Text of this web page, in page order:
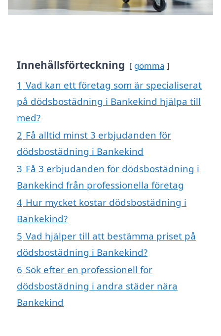
Innehållsförteckning gömma
1 Vad kan ett företag som är specialiserat
på dödsbostädning i Bankekind hjälpa till
med?
2 Få alltid minst 3 erbjudanden för
dödsbostädning i Bankekind
3 Få 3 erbjudanden för dödsbostädning i
Bankekind från professionella företag
4 Hur mycket kostar dödsbostädning i
Bankekind?
5 Vad hjälper till att bestämma priset på
dödsbostädning i Bankekind?
6 Sök efter en professionell för
dödsbostädning i andra städer nära
Bankekind